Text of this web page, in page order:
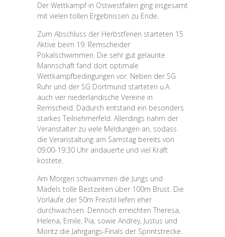
Der Wettkampf in Ostwestfalen ging insgesamt
mit vielen tollen Ergebnissen zu Ende.
Zum Abschluss der Herbstferien starteten 15
Aktive beim 19. Remscheider
Pokalschwimmen. Die sehr gut gelaunte
Mannschaft fand dort optimale
Wettkampfbedingungen vor. Neben der SG
Ruhr und der SG Dortmund starteten u.A.
auch vier niederländische Vereine in
Remscheid. Dadurch entstand ein besonders
starkes Teilnehmerfeld. Allerdings nahm der
Veranstalter zu viele Meldungen an, sodass
die Veranstaltung am Samstag bereits von
09:00-19:30 Uhr andauerte und viel Kraft
kostete.
Am Morgen schwammen die Jungs und
Mädels tolle Bestzeiten über 100m Brust. Die
Vorläufe der 50m Freistil liefen eher
durchwachsen. Dennoch erreichten Theresa,
Helena, Emile, Pia, sowie Andrey, Justus und
Moritz die Jahrgangs-Finals der Sprintstrecke.